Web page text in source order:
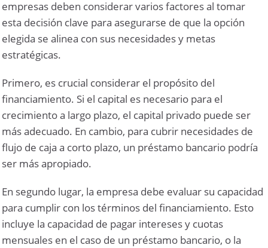
empresas deben considerar varios factores al tomar
esta decisión clave para asegurarse de que la opción
elegida se alinea con sus necesidades y metas
estratégicas.
Primero, es crucial considerar el propósito del
financiamiento. Si el capital es necesario para el
crecimiento a largo plazo, el capital privado puede ser
más adecuado. En cambio, para cubrir necesidades de
flujo de caja a corto plazo, un préstamo bancario podría
ser más apropiado.
En segundo lugar, la empresa debe evaluar su capacidad
para cumplir con los términos del financiamiento. Esto
incluye la capacidad de pagar intereses y cuotas
mensuales en el caso de un préstamo bancario, o la